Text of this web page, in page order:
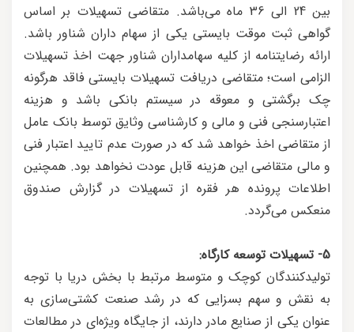
بین 24 الی 36 ماه می‌باشد. متقاضی تسهیلات بر اساس
گواهی ثبت موقت بایستی یکی از سهام داران شناور باشد.
ارائه رضایتنامه از کلیه سهامداران شناور جهت اخذ تسهیلات
الزامی است؛ متقاضی دریافت تسهیلات بایستی فاقد هرگونه
چک برگشتی و معوقه در سیستم بانکی باشد و هزینه
اعتبارسنجی فنی و مالی و کارشناسی وثایق توسط بانک عامل
از متقاضی اخذ خواهد شد که در صورت عدم تایید اعتبار فنی
و مالی متقاضی این هزینه قابل عودت نخواهد بود. همچنین
اطلاعات پرونده هر فقره از تسهیلات در گزارش صندوق
منعکس می‌گردد.
5- تسهیلات توسعه کارگاه:
تولیدکنندگان کوچک و متوسط مرتبط با بخش دریا با توجه
به نقش و سهم بسزایی که در رشد صنعت کشتی‌سازی به
عنوان یکی از صنایع مادر دارند، از جایگاه ویژه‌ای در مطالعات